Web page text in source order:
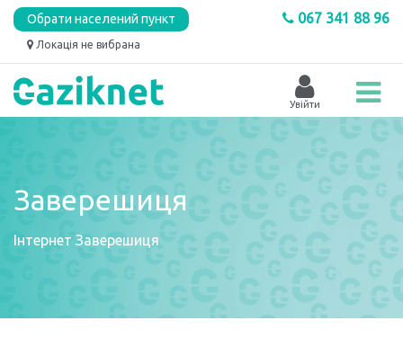
067 341 88 96
Обрати населений пункт
Локація не вибрана
Заверешиця
Інтернет Заверешиця